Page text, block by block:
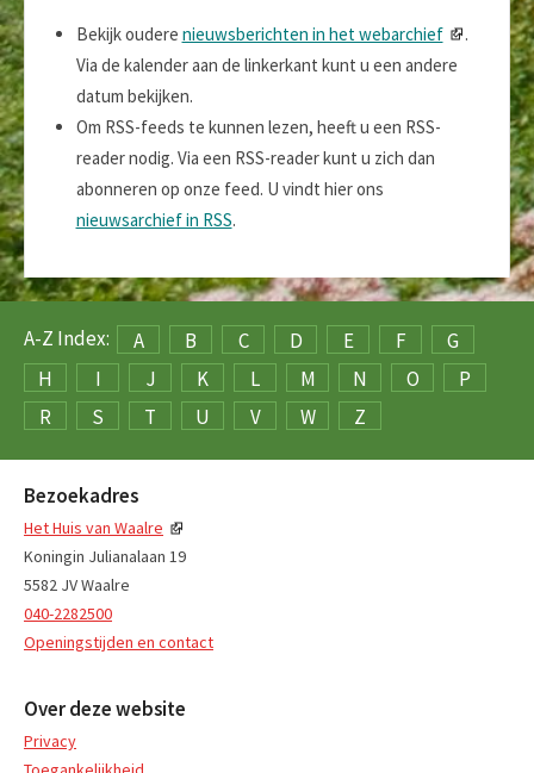
Bekijk oudere nieuwsberichten in het webarchief
.
Via de kalender aan de linkerkant kunt u een andere
datum bekijken.
Om RSS-feeds te kunnen lezen, heeft u een RSS-
reader nodig. Via een RSS-reader kunt u zich dan
abonneren op onze feed. U vindt hier ons
nieuwsarchief in RSS.
A-Z Index: A B C D E F
G
H
I J K L M N O
P
R
S T U V W Z
Bezoekadres
Het Huis van Waalre
Koningin Julianalaan 19
5582 JV Waalre
040-2282500
Openingstijden en contact
Over deze website
Privacy